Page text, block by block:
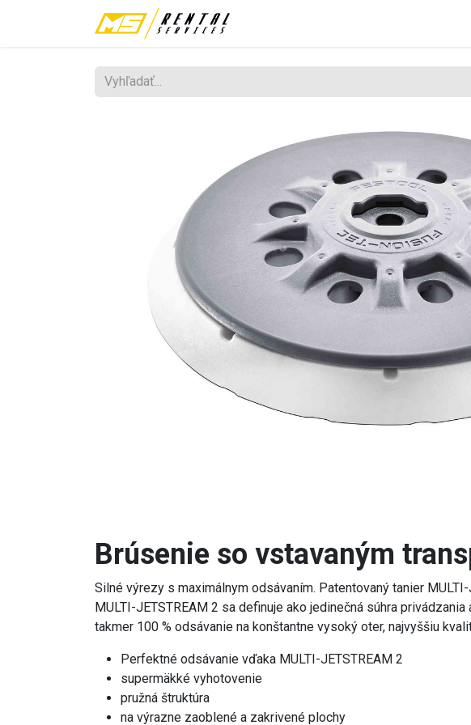
Brúsenie so vstavaným
Silné výrezy s maximálnym odsávaním. Patentovaný tanier
MULTI-JETSTREAM 2 sa definuje ako jedinečná súhra
takmer 100 % odsávanie na konštantne vysoký oter, najvyššiu
Perfektné odsávanie vďaka MULTI-JETSTREAM 2
supermäkké vyhotovenie
pružná štruktúra
na výrazne zaoblené a zakrivené plochy